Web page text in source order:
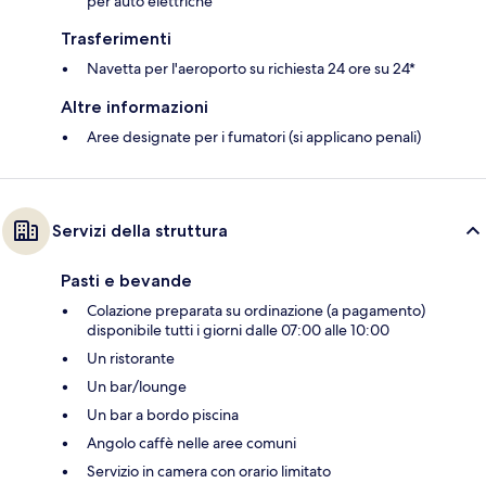
Trasferimenti
Navetta per l'aeroporto su richiesta 24 ore su 24*
Altre informazioni
Aree designate per i fumatori (si applicano penali)
Servizi della struttura
Pasti e bevande
Colazione preparata su ordinazione (a pagamento)
disponibile tutti i giorni dalle 07:00 alle 10:00
Un ristorante
Un bar/lounge
Un bar a bordo piscina
Angolo caffè nelle aree comuni
Servizio in camera con orario limitato